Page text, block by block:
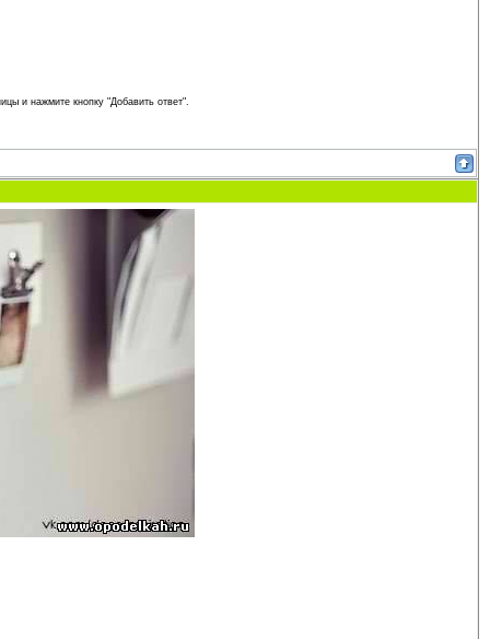
и нажмите кнопку "Добавить ответ".